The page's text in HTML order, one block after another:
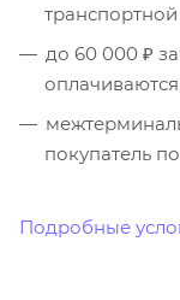
до 60 000 ₽
покупатель
Подробные